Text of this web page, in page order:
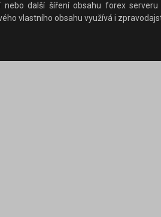
nebo další šíření obsahu forex
vlastního obsahu využívá i